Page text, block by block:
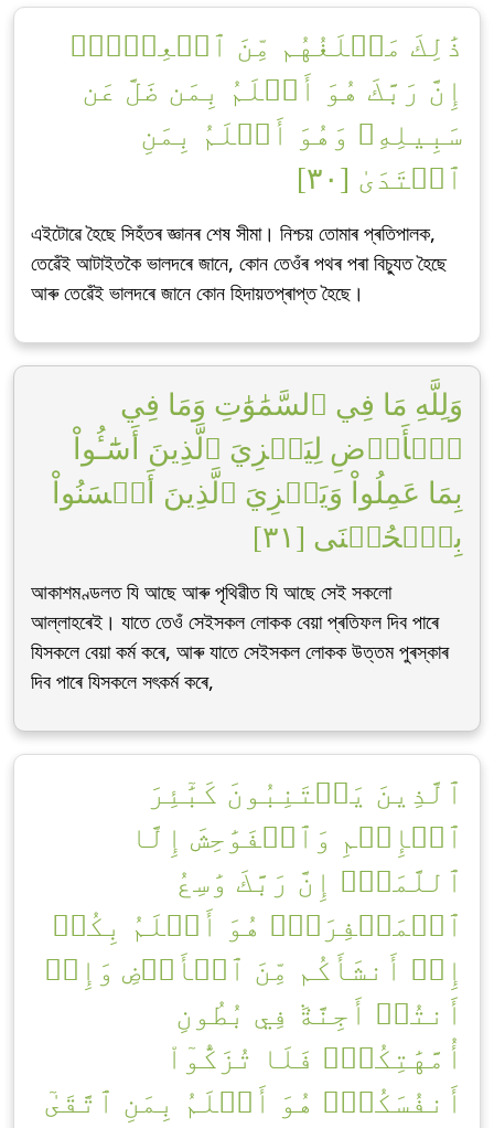
ذَٰلِكَ مَبۡلَغُهُم مِّنَ ٱلۡعِلۡمِۚ
إِنَّ رَبَّكَ هُوَ أَعۡلَمُ بِمَن ضَلَّ عَن
سَبِيلِهِۦ وَهُوَ أَعۡلَمُ بِمَنِ
ٱهۡتَدَىٰ [٣٠]
এইটোৱে হৈছে সিহঁতৰ জ্ঞানৰ শেষ সীমা। নিশ্চয় তোমাৰ প্ৰতিপালক,
তেৱেঁই আটাইতকৈ ভালদৰে জানে, কোন তেওঁৰ পথৰ পৰা বিচ্যুত হৈছে
আৰু তেৱেঁই ভালদৰে জানে কোন হিদায়তপ্ৰাপ্ত হৈছে।
وَلِلَّهِ مَا فِي ٱلسَّمَٰوَٰتِ وَمَا فِي
ٱلۡأَرۡضِ لِيَجۡزِيَ ٱلَّذِينَ أَسَٰٓـُٔواْ
بِمَا عَمِلُواْ وَيَجۡزِيَ ٱلَّذِينَ أَحۡسَنُواْ
بِٱلۡحُسۡنَى [٣١]
আকাশমণ্ডলত যি আছে আৰু পৃথিৱীত যি আছে সেই সকলো
আল্লাহৰেই। যাতে তেওঁ সেইসকল লোকক বেয়া প্ৰতিফল দিব পাৰে
যিসকলে বেয়া কৰ্ম কৰে, আৰু যাতে সেইসকল লোকক উত্তম পুৰস্কাৰ
দিব পাৰে যিসকলে সৎকৰ্ম কৰে,
ٱلَّذِينَ يَجۡتَنِبُونَ كَبَٰٓئِرَ
ٱلۡإِثۡمِ وَٱلۡفَوَٰحِشَ إِلَّا
ٱللَّمَمَۚ إِنَّ رَبَّكَ وَٰسِعُ
ٱلۡمَغۡفِرَةِۚ هُوَ أَعۡلَمُ بِكُمۡ
إِذۡ أَنشَأَكُم مِّنَ ٱلۡأَرۡضِ وَإِذۡ
أَنتُمۡ أَجِنَّةٞ فِي بُطُونِ
أُمَّهَٰتِكُمۡۖ فَلَا تُزَكُّوٓاْ
أَنفُسَكُمۡۖ هُوَ أَعۡلَمُ بِمَنِ ٱتَّقَىٰٓ